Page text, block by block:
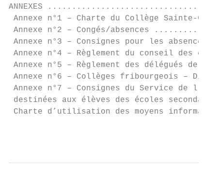
ANNEXES
Annexe n°1 – Charte du
Annexe n°2 – Congés/
Annexe n°3 – Consignes pour les
Annexe n°4 – Règlement du
Annexe n°5 – Règlement des
Annexe n°6 – Collèges fribourgeois
Annexe n°7 – Consignes du Service de
destinées aux élèves des écoles
Charte d’utilisation des moyens